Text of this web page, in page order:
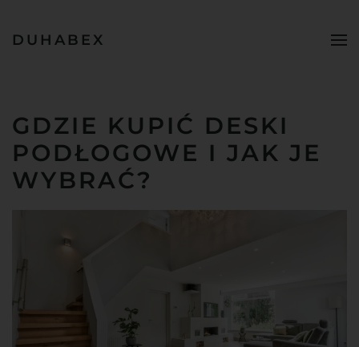
Przejdź do treści głównej
DUHABEX
GDZIE KUPIĆ DESKI
PODŁOGOWE I JAK JE
WYBRAĆ?